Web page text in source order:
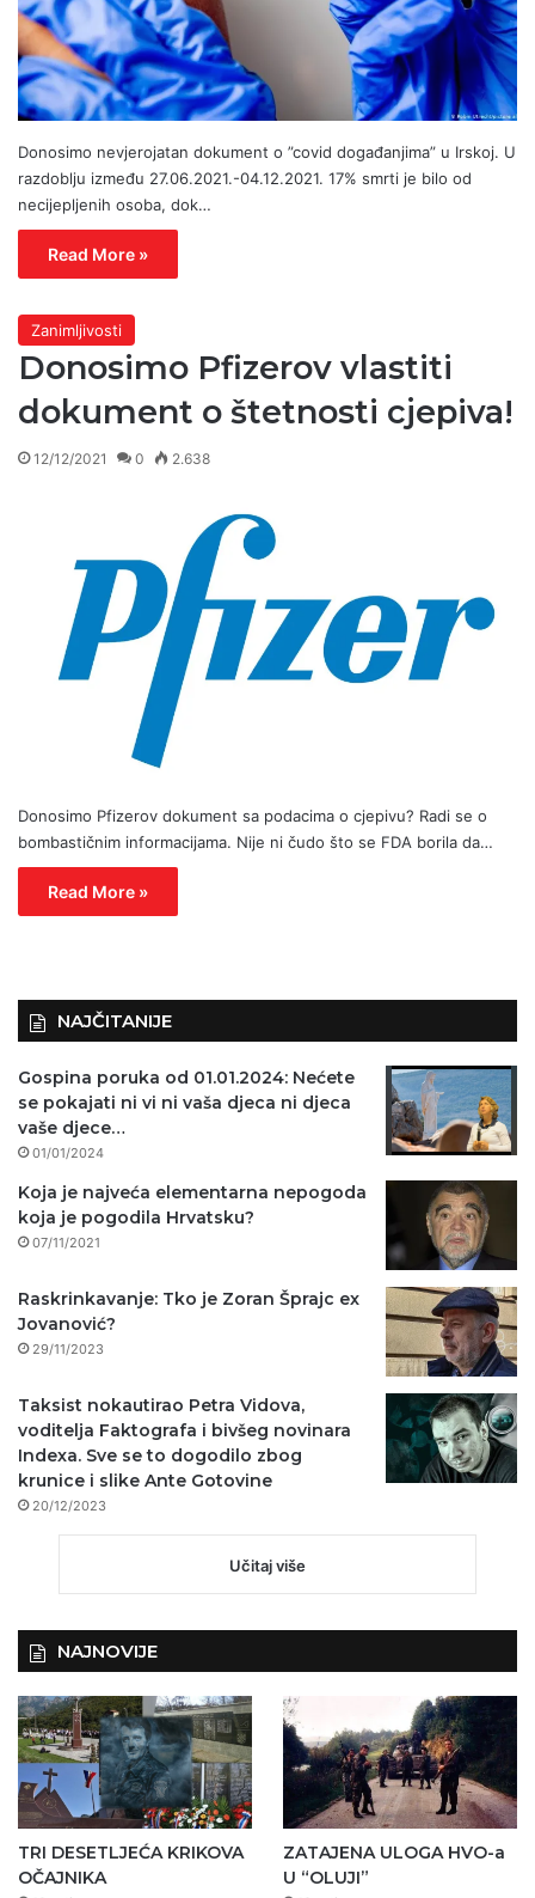
Donosimo nevjerojatan dokument o ”covid događanjima” u Irskoj. U
razdoblju između 27.06.2021.-04.12.2021. 17% smrti je bilo od
necijepljenih osoba, dok…
Read More »
Zanimljivosti
Donosimo Pfizerov vlastiti
dokument o štetnosti cjepiva!
12/12/2021 0 2.638
Donosimo Pfizerov dokument sa podacima o cjepivu? Radi se o
bombastičnim informacijama. Nije ni čudo što se FDA borila da…
Read More »
NAJČITANIJE
Gospina poruka od 01.01.2024: Nećete
se pokajati ni vi ni vaša djeca ni djeca
vaše djece…
01/01/2024
Koja je najveća elementarna nepogoda
koja je pogodila Hrvatsku?
07/11/2021
Raskrinkavanje: Tko je Zoran Šprajc ex
Jovanović?
29/11/2023
Taksist nokautirao Petra Vidova,
voditelja Faktografa i bivšeg novinara
Indexa. Sve se to dogodilo zbog
krunice i slike Ante Gotovine
20/12/2023
Učitaj više
NAJNOVIJE
TRI DESETLJEĆA KRIKOVA
OČAJNIKA
ZATAJENA ULOGA HVO-a
U “OLUJI”